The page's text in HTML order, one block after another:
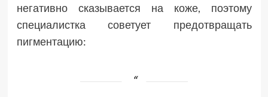
негативно сказывается на коже, поэтому
специалистка советует предотвращать
пигментацию: